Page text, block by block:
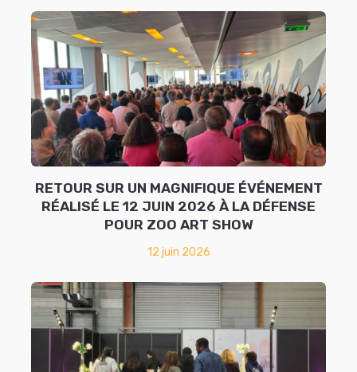
RETOUR SUR UN MAGNIFIQUE ÉVÉNEMENT
RÉALISÉ LE 12 JUIN 2026 À LA DÉFENSE
POUR ZOO ART SHOW
12 juin 2026